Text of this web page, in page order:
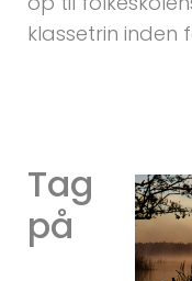
klassetrin inden
Tag
på